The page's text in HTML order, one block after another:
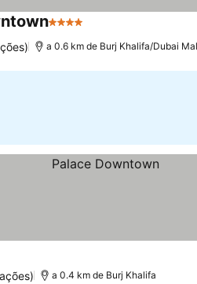
4 Estrelas
a 0.6 km de Burj Khalifa/Dubai
a 0.4 km de Burj Khalifa